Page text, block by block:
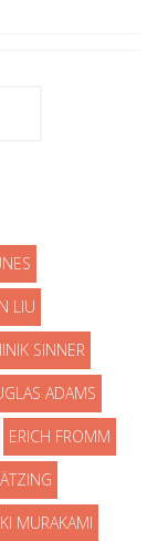
LIU
SINNER
ADAMS
ERICH FROMM
MURAKAMI